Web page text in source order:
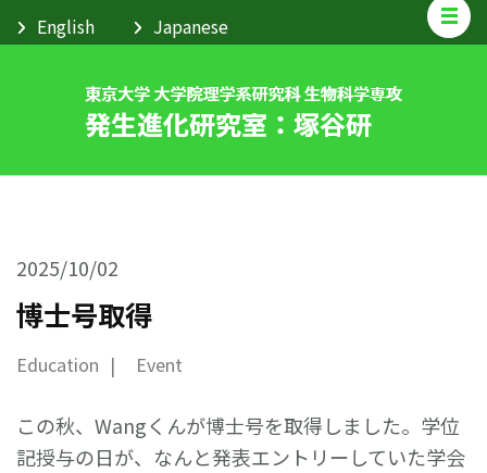
2025/10/02
博士号取得
Education Event
この秋、Wangくんが博士号を取得しました。学位
記授与の日が、なんと発表エントリーしていた学会